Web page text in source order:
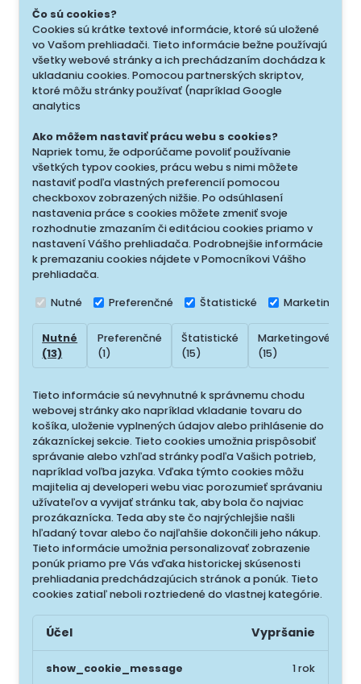
Čo sú cookies?
Cookies sú krátke textové informácie, ktoré sú uložené
vo Vašom prehliadači. Tieto informácie bežne používajú
všetky webové stránky a ich prechádzaním dochádza k
ukladaniu cookies. Pomocou partnerských skriptov,
ktoré môžu stránky používať (napríklad Google
analytics
Ako môžem nastaviť prácu webu s cookies?
Napriek tomu, že odporúčame povoliť používanie
všetkých typov cookies, prácu webu s nimi môžete
nastaviť podľa vlastných preferencií pomocou
checkboxov zobrazených nižšie. Po odsúhlasení
nastavenia práce s cookies môžete zmeniť svoje
rozhodnutie zmazaním či editáciou cookies priamo v
nastavení Vášho prehliadača. Podrobnejšie informácie
k premazaniu cookies nájdete v Pomocníkovi Vášho
prehliadača.
Nutné Preferenčné Štatistické Marketingové
Nutné
(13)
Preferenčné
(1)
Štatistické
(15)
Marketingové
(15)
Tieto informácie sú nevyhnutné k správnemu chodu
webovej stránky ako napríklad vkladanie tovaru do
košíka, uloženie vyplnených údajov alebo prihlásenie do
zákazníckej sekcie. Tieto cookies umožnia prispôsobiť
správanie alebo vzhľad stránky podľa Vašich potrieb,
napríklad voľba jazyka. Vďaka týmto cookies môžu
majitelia aj developeri webu viac porozumieť správaniu
užívateľov a vyvijať stránku tak, aby bola čo najviac
prozákaznícka. Teda aby ste čo najrýchlejšie našli
hľadaný tovar alebo čo najľahšie dokončili jeho nákup.
Tieto informácie umožnia personalizovať zobrazenie
ponúk priamo pre Vás vďaka historickej skúsenosti
prehliadania predchádzajúcich stránok a ponúk. Tieto
cookies zatiaľ neboli roztriedené do vlastnej kategórie.
Účel Vypršanie
show_cookie_message
1 rok